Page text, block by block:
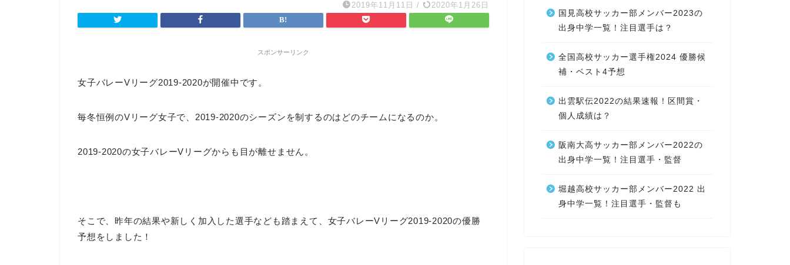
2019年11月11日 / 2020年1月26日
スポンサーリンク
女子バレーVリーグ2019-2020が開催中です。
毎冬恒例のVリーグ女子で、2019-2020のシーズンを制するのはどのチームになるのか。
2019-2020の女子バレーVリーグからも目が離せません。
そこで、昨年の結果や新しく加入した選手なども踏まえて、女子バレーVリーグ2019-2020の優勝
予想をしました！
国見高校サッカー部メンバー2023の
出身中学一覧！注目選手は？
全国高校サッカー選手権2024 優勝候
補・ベスト4予想
出雲駅伝2022の結果速報！区間賞・
個人成績は？
阪南大高サッカー部メンバー2022の
出身中学一覧！注目選手・監督
堀越高校サッカー部メンバー2022 出
身中学一覧！注目選手・監督も